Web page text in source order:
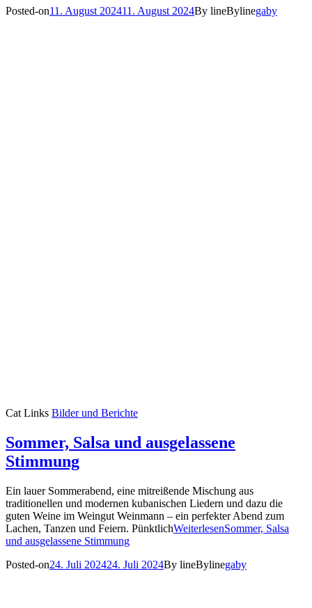
Posted-on11. August 202411. August 2024By lineBylinegaby
Cat Links Bilder und Berichte
Sommer, Salsa und ausgelassene
Stimmung
Ein lauer Sommerabend, eine mitreißende Mischung aus
traditionellen und modernen kubanischen Liedern und dazu die
guten Weine im Weingut Weinmann – ein perfekter Abend zum
Lachen, Tanzen und Feiern. PünktlichWeiterlesenSommer, Salsa
und ausgelassene Stimmung
Posted-on24. Juli 202424. Juli 2024By lineBylinegaby